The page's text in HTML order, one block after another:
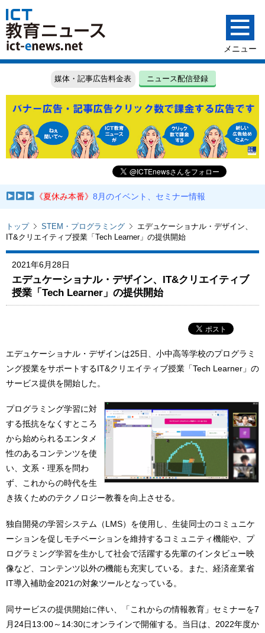
媒体・記事広告料金表 ニュース配信登録
《夏休み本番》8月のイベント、セミナー情報
トップ STEM・プログラミング
エデュケーショナル・デザイン、
IT&クリエイティブ授業「Tech Learner」の提供開始
2021年6月28日
エデュケーショナル・デザイン、IT&クリエイティブ
授業「Tech Learner」の提供開始
エデュケーショナル・デザインは25日、小中高等学校のプログラミ
ング授業をサポートするIT&クリエイティブ授業「Tech Learner」の
サービス提供を開始した。
プログラミング学習に対
する抵抗をなくすところ
から始められるエンタメ
性のあるコンテンツを使
い、文系・理系を問わ
ず、これからの時代を生
き抜くためのテクノロジー教養を向上させる。
独自開発の学習システム（LMS）を使用し、生徒同士のコミュニケ
ーションを促しモチベーションを維持するコミュニティ機能や、プ
ログラミング学習を生かして社会で活躍する先輩のインタビュー映
像など、コンテンツ以外の機能も充実している。また、経済産業省
IT導入補助金2021の対象ツールとなっている。
同サービスの提供開始に伴い、「これからの情報教育」セミナーを7
月24日13:00～14:30にオンラインで開催する。当日は、2022年度か